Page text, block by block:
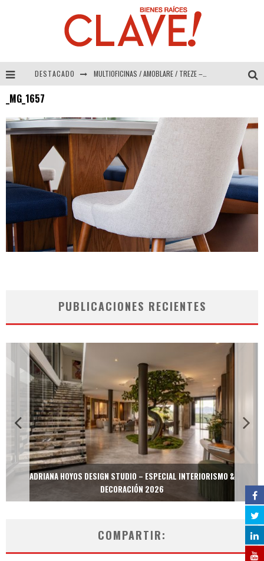
DESTACADO MULTIOFICINAS / AMOBLARE / TREZE – Especial Interiorismo & Decoración 2026
COLINEAL – Especial Interiorismo & Decoración 2026
_MG_1657
PUBLICACIONES RECIENTES
ADRIANA HOYOS DESIGN STUDIO – ESPECIAL INTERIORISMO &
DECORACIÓN 2026
COMPARTIR: